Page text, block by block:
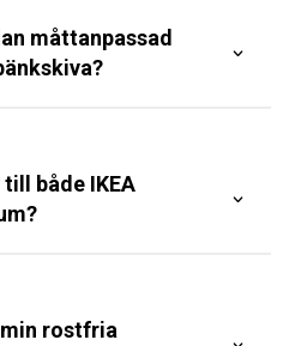
måttanpassad
både IKEA
rostfria